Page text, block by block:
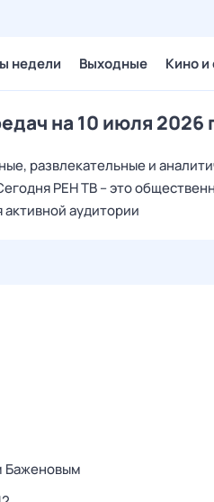
недели Выходные Кино
на 10 июля 2026
развлекательные и
РЕН ТВ – это
аудитории
Баженовым